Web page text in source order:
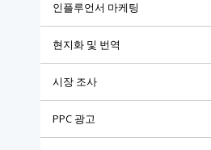
인플루언서 마케팅
현지화 및 번역
시장 조사
PPC 광고